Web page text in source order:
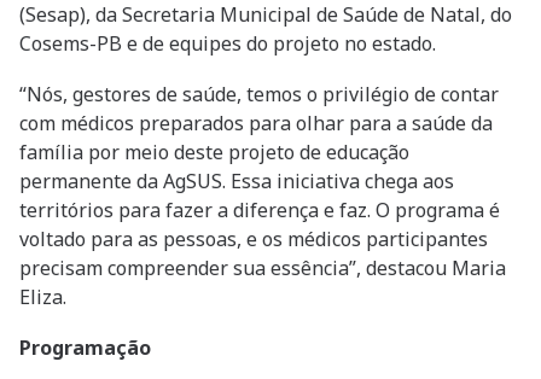
(Sesap), da Secretaria Municipal de Saúde de Natal, do
Cosems-PB e de equipes do projeto no estado.
“Nós, gestores de saúde, temos o privilégio de contar
com médicos preparados para olhar para a saúde da
família por meio deste projeto de educação
permanente da AgSUS. Essa iniciativa chega aos
territórios para fazer a diferença e faz. O programa é
voltado para as pessoas, e os médicos participantes
precisam compreender sua essência”, destacou Maria
Eliza.
Programação